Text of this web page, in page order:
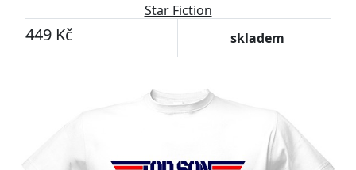
Star Fiction
449 Kč skladem